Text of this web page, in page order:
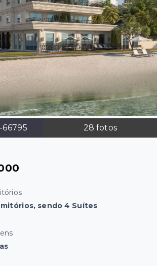
66795 28 fotos
sendo 4 Suítes